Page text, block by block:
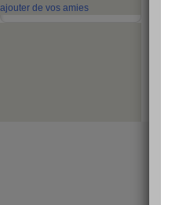
ajouter de vos amies
eh ui 3
jour